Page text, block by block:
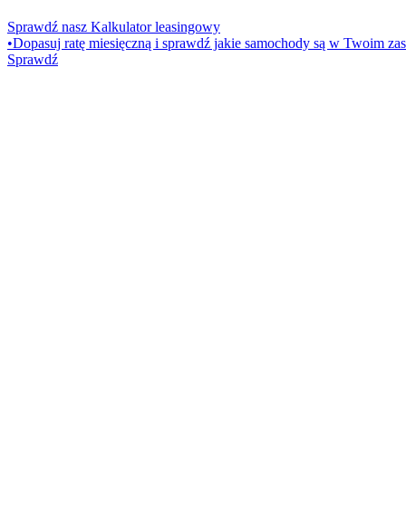
Sprawdź nasz Kalkulator leasingowy
•Dopasuj ratę miesięczną i sprawdź jakie samochody są w Twoim
Sprawdź